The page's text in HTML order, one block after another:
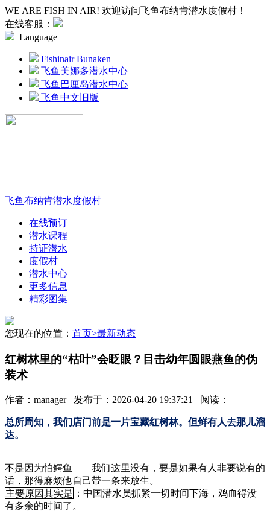
WE ARE FISH IN AIR! 欢迎访问飞鱼布纳肯潜水度假村！
在线客服：
Language
Fishinair Bunaken
飞鱼美娜多潜水中心
飞鱼巴厘岛潜水中心
飞鱼中文旧版
飞鱼布纳肯潜水度假村
在线预订
潜水课程
持证潜水
度假村
潜水中心
更多信息
精彩图集
您现在的位置： 首页>最新动态
红树林里的“枯叶”会眨眼？目击幼年圆眼燕鱼的伪
装术
作者：manager 发布于：2026-04-20 19:37:21 阅读：
总所周知，我们店门前是一片宝藏红树林。但鲜有人去那儿溜
达。
不是因为怕鳄鱼——我们这里没有，要是如果有人非要说有的
话，那得麻烦他自己带一条来放生。
主要原因其实是 ：中国潜水员抓紧一切时间下海，鸡血得没
有多余的时间了。